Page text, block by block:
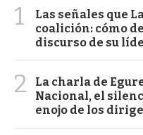
1
Las señales que
coalición: cómo
discurso de su
2
La charla de
Nacional, el
enojo de los